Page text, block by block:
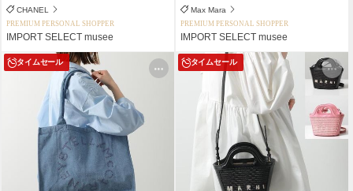
CHANEL
PREMIUM PERSONAL SHOPPER
IMPORT SELECT musee
Max Mara
PREMIUM PERSONAL SHOPPER
IMPORT SELECT musee
タイムセール タイムセール